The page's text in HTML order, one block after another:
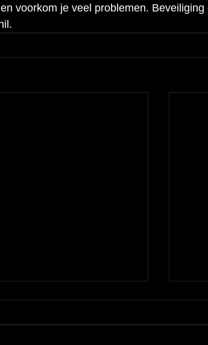
voorkom je veel problemen. Beveiliging
onderhoud voor
in topconditie)